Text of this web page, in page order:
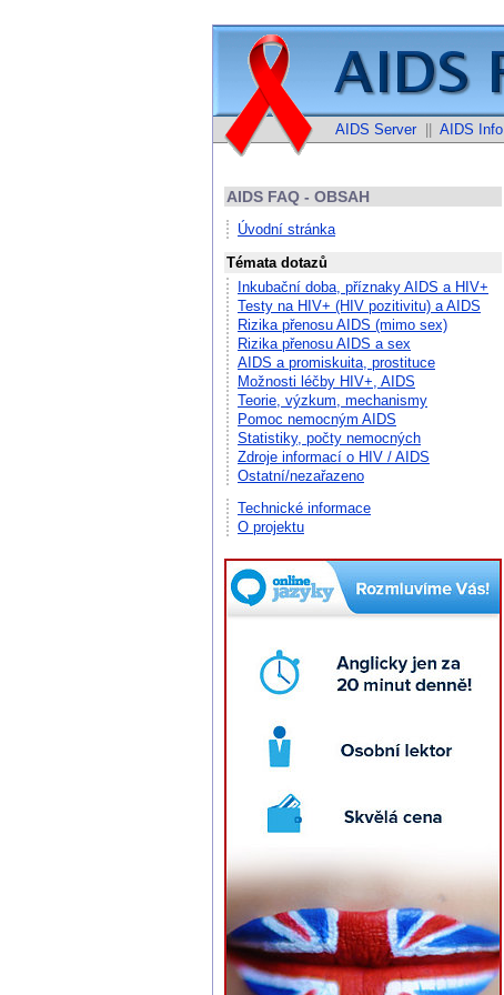
AIDS Server AIDS Info
AIDS FAQ - OBSAH
Úvodní stránka
Témata dotazů
Inkubační doba, příznaky AIDS a HIV+
Testy na HIV+ (HIV pozitivitu) a AIDS
Rizika přenosu AIDS (mimo sex)
Rizika přenosu AIDS a sex
AIDS a promiskuita, prostituce
Možnosti léčby HIV+, AIDS
Teorie, výzkum, mechanismy
Pomoc nemocným AIDS
Statistiky, počty nemocných
Zdroje informací o HIV / AIDS
Ostatní/nezařazeno
Technické informace
O projektu